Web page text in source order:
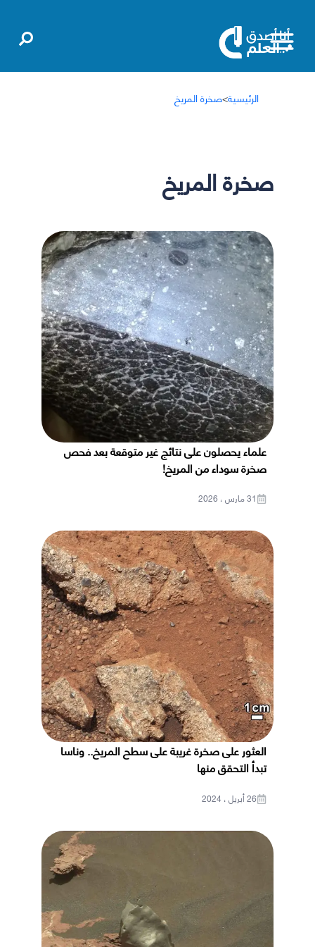
الرئيسية>صخرة المريخ
صخرة المريخ
علماء يحصلون على نتائج غير متوقعة بعد فحص
صخرة سوداء من المريخ!
31 مارس ، 2026
العثور على صخرة غريبة على سطح المريخ.. وناسا
تبدأ التحقق منها
26 أبريل ، 2024